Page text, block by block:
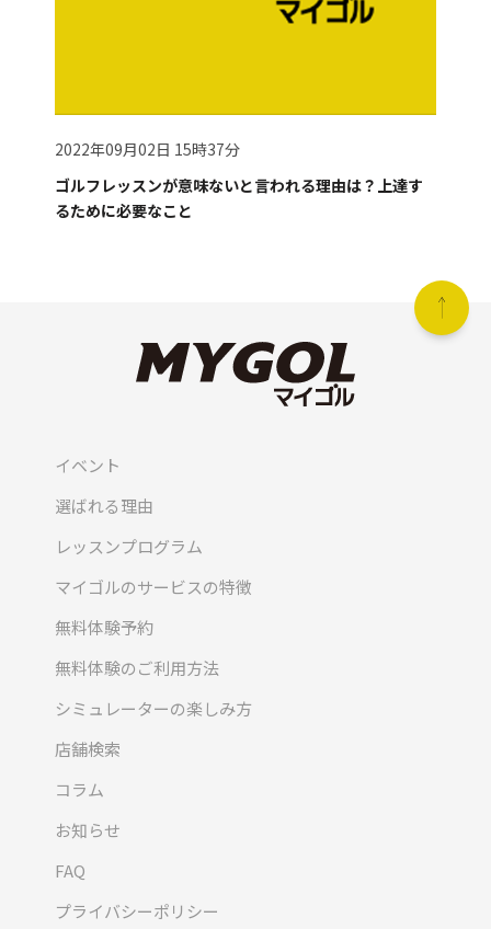
2022年09月02日 15時37分
ゴルフレッスンが意味ないと言われる理由は？上達す
るために必要なこと
イベント
選ばれる理由
レッスンプログラム
マイゴルのサービスの特徴
無料体験予約
無料体験のご利用方法
シミュレーターの楽しみ方
店舗検索
コラム
お知らせ
FAQ
プライバシーポリシー